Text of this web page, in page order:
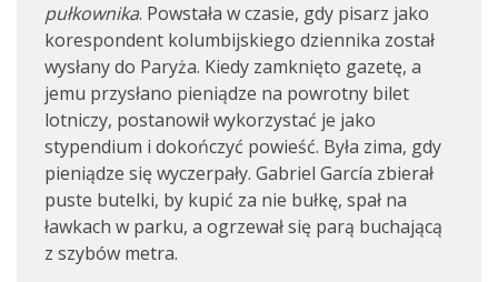
pułkownika. Powstała w czasie, gdy pisarz jako
korespondent kolumbijskiego dziennika został
wysłany do Paryża. Kiedy zamknięto gazetę, a
jemu przysłano pieniądze na powrotny bilet
lotniczy, postanowił wykorzystać je jako
stypendium i dokończyć powieść. Była zima, gdy
pieniądze się wyczerpały. Gabriel García zbierał
puste butelki, by kupić za nie bułkę, spał na
ławkach w parku, a ogrzewał się parą buchającą
z szybów metra.